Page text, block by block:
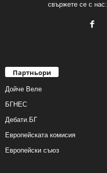
свържете се с нас:
Партньори
Дойче Веле
БГНЕС
Дебати.БГ
Европейската комисия
Европейски съюз